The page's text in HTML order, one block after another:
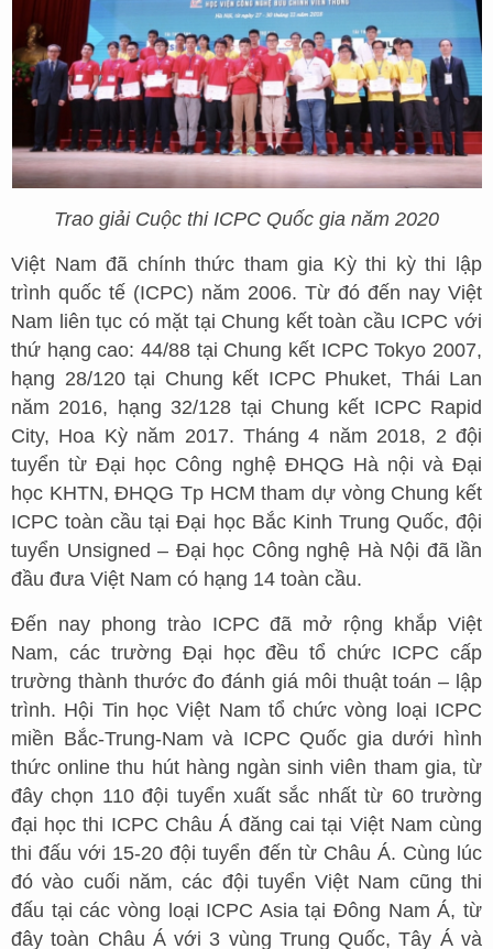
Trao giải Cuộc thi ICPC Quốc gia năm 2020
Việt Nam đã chính thức tham gia Kỳ thi kỳ thi lập
trình quốc tế (ICPC) năm 2006. Từ đó đến nay Việt
Nam liên tục có mặt tại Chung kết toàn cầu ICPC với
thứ hạng cao: 44/88 tại Chung kết ICPC Tokyo 2007,
hạng 28/120 tại Chung kết ICPC Phuket, Thái Lan
năm 2016, hạng 32/128 tại Chung kết ICPC Rapid
City, Hoa Kỳ năm 2017. Tháng 4 năm 2018, 2 đội
tuyển từ Đại học Công nghệ ĐHQG Hà nội và Đại
học KHTN, ĐHQG Tp HCM tham dự vòng Chung kết
ICPC toàn cầu tại Đại học Bắc Kinh Trung Quốc, đội
tuyển Unsigned – Đại học Công nghệ Hà Nội đã lần
đầu đưa Việt Nam có hạng 14 toàn cầu.
Đến nay phong trào ICPC đã mở rộng khắp Việt
Nam, các trường Đại học đều tổ chức ICPC cấp
trường thành thước đo đánh giá môi thuật toán – lập
trình. Hội Tin học Việt Nam tổ chức vòng loại ICPC
miền Bắc-Trung-Nam và ICPC Quốc gia dưới hình
thức online thu hút hàng ngàn sinh viên tham gia, từ
đây chọn 110 đội tuyển xuất sắc nhất từ 60 trường
đại học thi ICPC Châu Á đăng cai tại Việt Nam cùng
thi đấu với 15-20 đội tuyển đến từ Châu Á. Cùng lúc
đó vào cuối năm, các đội tuyển Việt Nam cũng thi
đấu tại các vòng loại ICPC Asia tại Đông Nam Á, từ
đây toàn Châu Á với 3 vùng Trung Quốc, Tây Á và